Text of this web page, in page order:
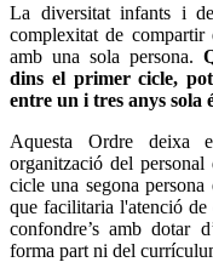
La diversitat infants i
complexitat de
amb una sola persona.
dins el primer cicle,
entre un i tres anys sola
Aquesta Ordre deixa
organització del
cicle una segona
que facilitaria l'atenció
confondre’s amb dotar
forma part ni del